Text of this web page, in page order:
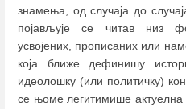
знамења, од случаја до
појављује се читав низ
усвојених, прописаних или
која ближе дефинишу
идеолошку (или политичку)
се њоме легитимише актуелна